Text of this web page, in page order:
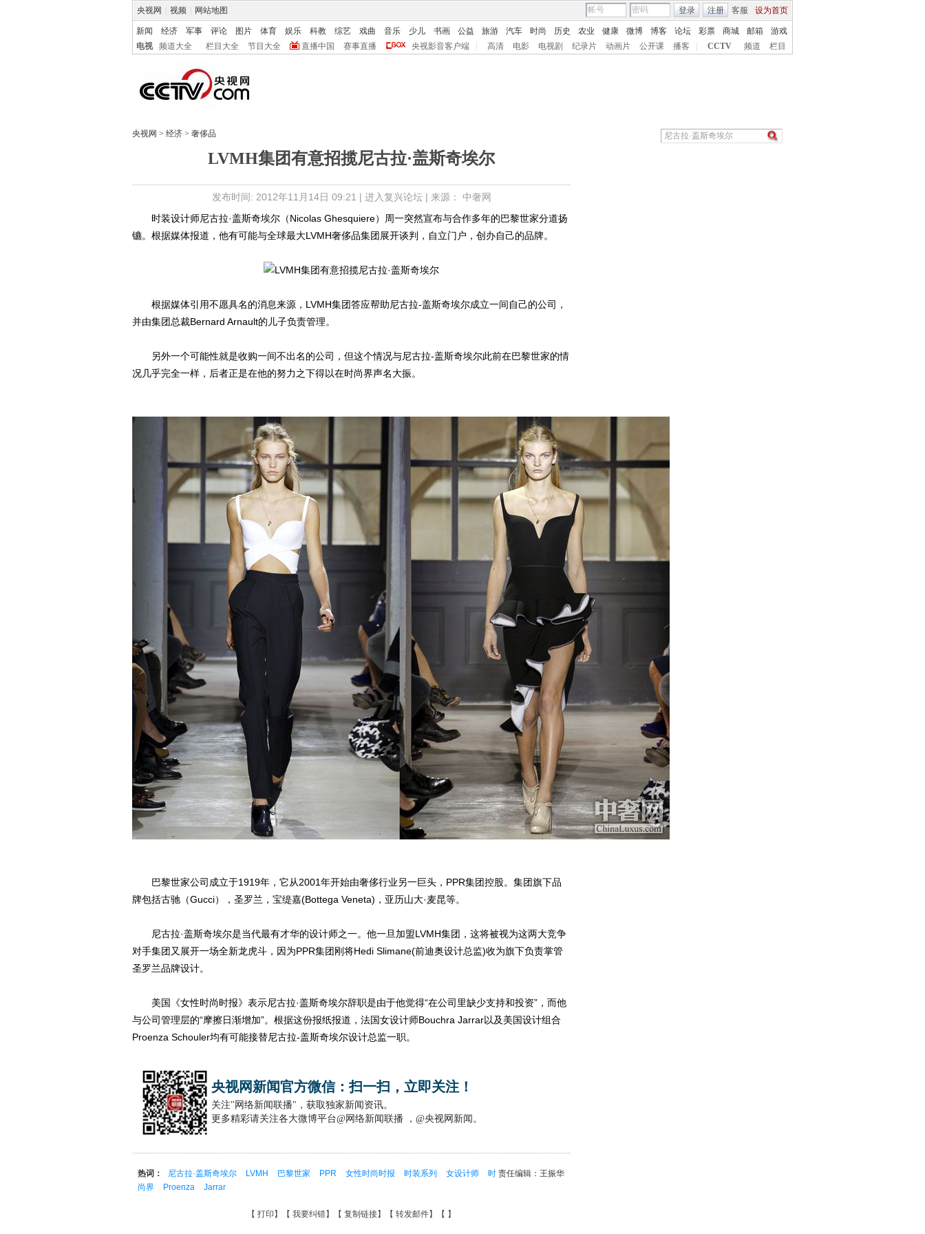
央视网 视频 网站地图 客服 设为首页
登录 注册
新闻 经济 军事 评论 图片 体育 娱乐 科教 综艺 戏曲 音乐 少儿 书画 公益 旅游 汽车 时尚 历史 农业 健康 微博 博客 论坛 彩票 商城 邮箱
游戏
电视
频道大全 栏目大全 节目大全 直播中国 赛事直播 央视影音客户端 高清 电影 电视剧 纪录片 动画片 公开课 播客 CCTV 频道 栏目
央视网 > 经济 > 奢侈品
LVMH集团有意招揽尼古拉·盖斯奇埃尔
发布时间: 2012年11月14日 09:21 | 进入复兴论坛| 来源： 中奢网
时装设计师尼古拉·盖斯奇埃尔（Nicolas Ghesquiere）周一突然宣布与合作多年的巴黎世家分道扬
镳。根据媒体报道，他有可能与全球最大LVMH奢侈品集团展开谈判，自立门户，创办自己的品牌。
根据媒体引用不愿具名的消息来源，LVMH集团答应帮助尼古拉-盖斯奇埃尔成立一间自己的公司，
并由集团总裁Bernard Arnault的儿子负责管理。
另外一个可能性就是收购一间不出名的公司，但这个情况与尼古拉-盖斯奇埃尔此前在巴黎世家的情
况几乎完全一样，后者正是在他的努力之下得以在时尚界声名大振。
巴黎世家公司成立于1919年，它从2001年开始由奢侈行业另一巨头，PPR集团控股。集团旗下品
牌包括古驰（Gucci），圣罗兰，宝缇嘉(Bottega Veneta)，亚历山大·麦昆等。
尼古拉·盖斯奇埃尔是当代最有才华的设计师之一。他一旦加盟LVMH集团，这将被视为这两大竞争
对手集团又展开一场全新龙虎斗，因为PPR集团刚将Hedi Slimane(前迪奥设计总监)收为旗下负责掌管
圣罗兰品牌设计。
美国《女性时尚时报》表示尼古拉·盖斯奇埃尔辞职是由于他觉得“在公司里缺少支持和投资”，而他
与公司管理层的“摩擦日渐增加”。根据这份报纸报道，法国女设计师Bouchra Jarrar以及美国设计组合
Proenza Schouler均有可能接替尼古拉-盖斯奇埃尔设计总监一职。
央视网新闻官方微信：扫一扫，立即关注！
关注"网络新闻联播"，获取独家新闻资讯。
更多精彩请关注各大微博平台@网络新闻联播 ，@央视网新闻。
责任编辑：王振华
热词： 尼古拉·盖斯奇埃尔 LVMH 巴黎世家 PPR 女性时尚时报 时装系列 女设计师
时
尚界
Proenza Jarrar
【 打印 】【 我要纠错】【 复制链接】【 转发邮件】【 】